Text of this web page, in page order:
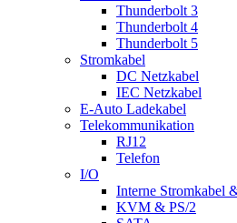
Thunderbolt 3
Thunderbolt 4
Thunderbolt 5
Stromkabel
DC Netzkabel
IEC Netzkabel
E-Auto Ladekabel
Telekommunikation
RJ12
Telefon
I/O
Interne Stromkabel
KVM & PS/2